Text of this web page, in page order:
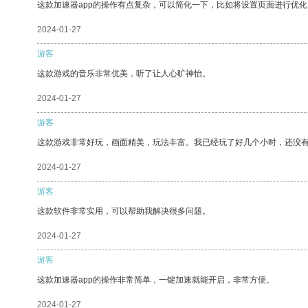
这款加速器app的操作有点复杂，可以简化一下，比如将设置页面进行优化
2024-01-27
游客
这款游戏的音乐非常优美，听了让人心旷神怡。
2024-01-27
游客
这款游戏非常好玩，画面精美，玩法丰富。我已经玩了好几个小时，还没有
2024-01-27
游客
这款软件非常实用，可以帮助我解决很多问题。
2024-01-27
游客
这款加速器app的操作非常简单，一键加速就能开启，非常方便。
2024-01-27